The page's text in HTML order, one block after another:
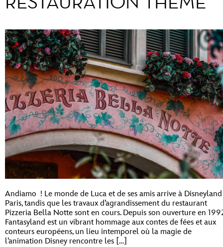
Andiamo ! Le monde de Luca et de ses amis arrive à Disneyland
Paris, tandis que les travaux d’agrandissement du restaurant
Pizzeria Bella Notte sont en cours. Depuis son ouverture en
Fantasyland est un vibrant hommage aux contes de fées et aux
conteurs européens, un lieu intemporel où la magie de
l’animation Disney rencontre les […]